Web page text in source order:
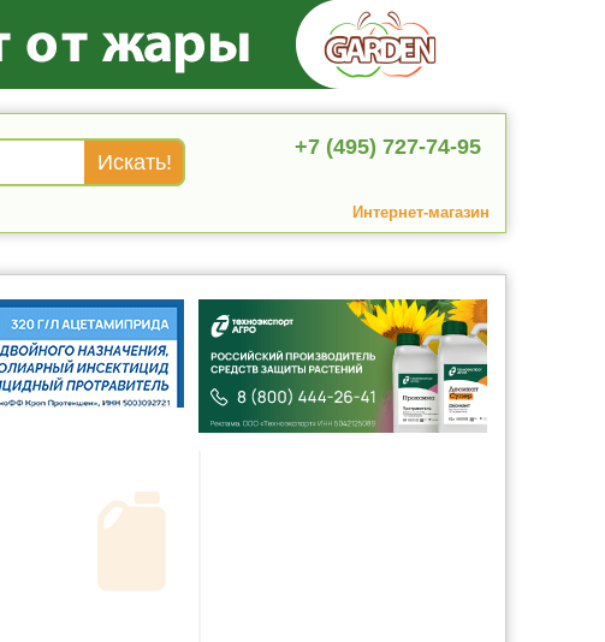
+7 (495) 727-74-95
Интернет-магазин